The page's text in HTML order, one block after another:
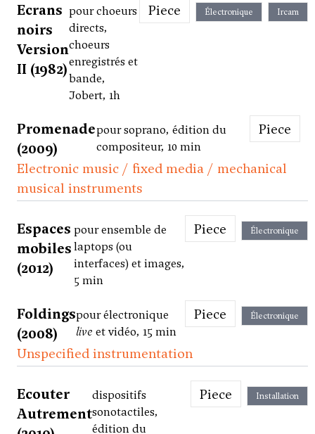
Ecrans
noirs
Version
II (1982)
pour choeurs
directs,
choeurs
enregistrés et
bande,
Jobert, 1h
Piece Électronique Ircam
Promenade
(2009)
pour soprano, édition du
compositeur, 10 min
Piece
Electronic music / fixed media / mechanical
musical instruments
Espaces
mobiles
(2012)
pour ensemble de
laptops (ou
interfaces) et images,
5 min
Piece Électronique
Foldings
(2008)
pour électronique
live et vidéo, 15 min
Piece Électronique
Unspecified instrumentation
Ecouter
Autrement
dispositifs
sonotactiles,
édition du
Piece Installation